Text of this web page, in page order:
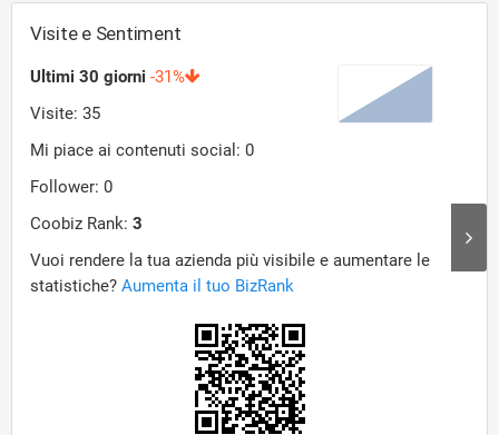
Visite e Sentiment